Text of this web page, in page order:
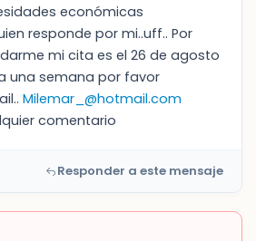
económicas
responde por mi..uff.. Por
mi cita es el 26 de agosto
una semana por favor
Milemar_@hotmail.com
comentario
Responder a este mensaje